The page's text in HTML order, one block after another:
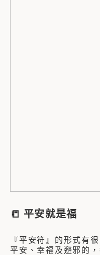
📒 平安就是福
『平安符』的形式有
平安、幸福及避邪的